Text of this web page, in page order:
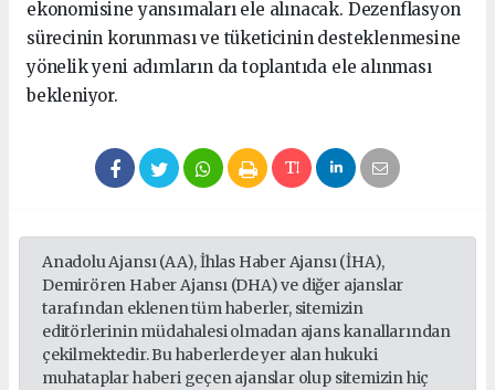
ekonomisine yansımaları ele alınacak. Dezenflasyon
sürecinin korunması ve tüketicinin desteklenmesine
yönelik yeni adımların da toplantıda ele alınması
bekleniyor.
Anadolu Ajansı (AA), İhlas Haber Ajansı (İHA),
Demirören Haber Ajansı (DHA) ve diğer ajanslar
tarafından eklenen tüm haberler, sitemizin
editörlerinin müdahalesi olmadan ajans kanallarından
çekilmektedir. Bu haberlerde yer alan hukuki
muhataplar haberi geçen ajanslar olup sitemizin hiç